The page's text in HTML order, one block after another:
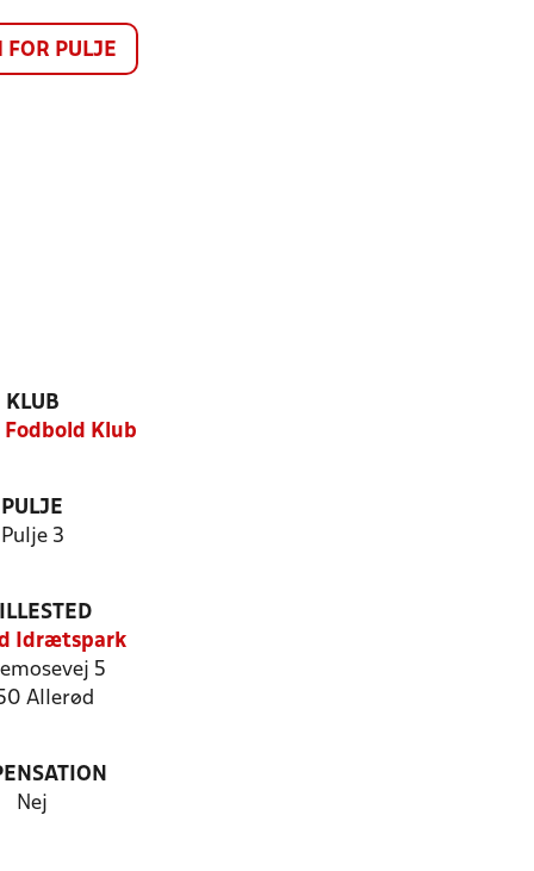
PULJE
KLUB
Klub
PULJE
Pulje 3
Idrætspark
5
Allerød
Nej